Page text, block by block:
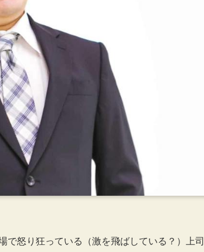
で怒り狂っている（激を飛ばしている？）上